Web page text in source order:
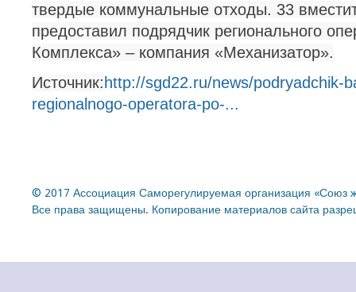
твердые коммунальные отходы. 33
предоставил подрядчик регионального
Комплекса» – компания «Механизатор».
Источник: http://sgd22.ru/news/podryadchik-
regionalnogo-operatora-po-...
© 2017 Ассоциация Саморегулируемая организация «Союз
Все права защищены. Копирование материалов сайта